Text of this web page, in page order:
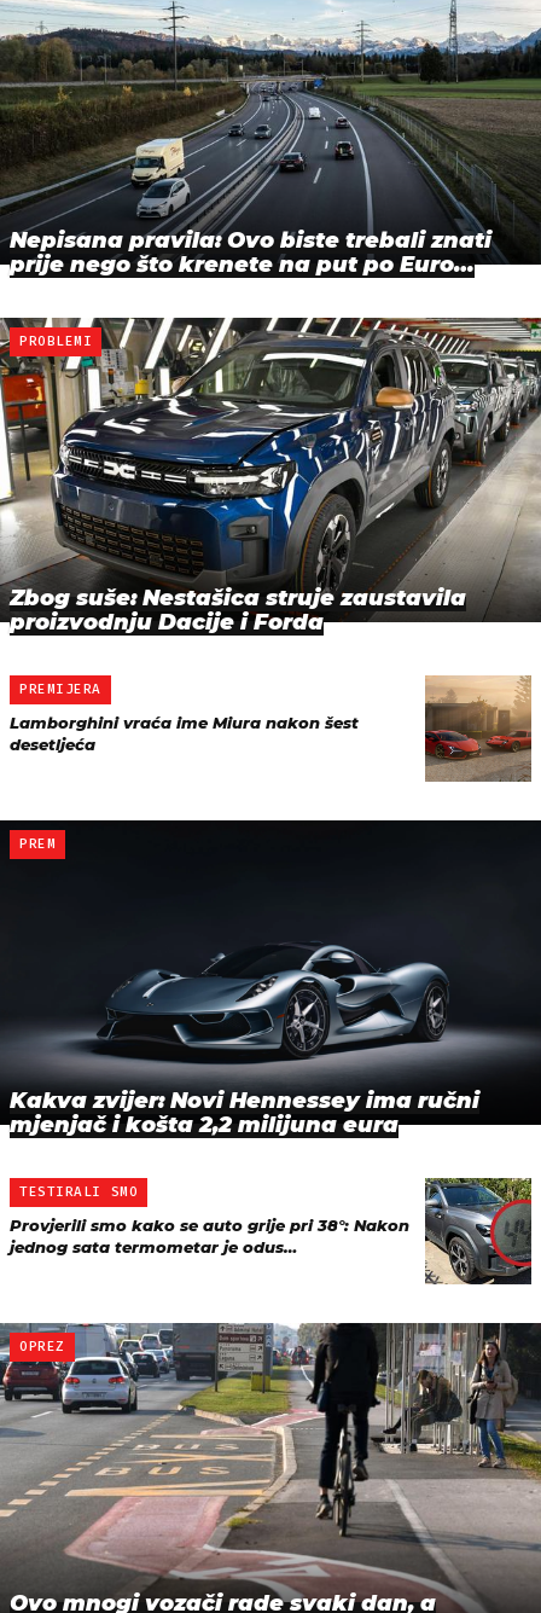
Nepisana pravila: Ovo biste trebali znati
prije nego što krenete na put po Euro…
PROBLEMI
Zbog suše: Nestašica struje zaustavila
proizvodnju Dacije i Forda
PREMIJERA
Lamborghini vraća ime Miura nakon šest
desetljeća
PREM
Kakva zvijer: Novi Hennessey ima ručni
mjenjač i košta 2,2 milijuna eura
TESTIRALI SMO
Provjerili smo kako se auto grije pri 38°: Nakon
jednog sata termometar je odus…
OPREZ
Ovo mnogi vozači rade svaki dan, a